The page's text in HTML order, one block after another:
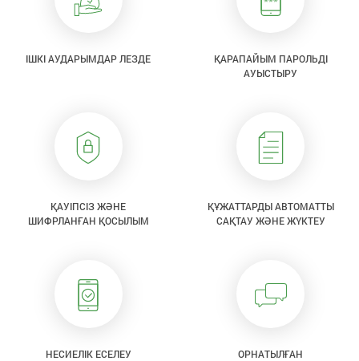
ІШКІ АУДАРЫМДАР ЛЕЗДЕ
ҚАРАПАЙЫМ ПАРОЛЬДІ
АУЫСТЫРУ
ҚАУІПСІЗ ЖӘНЕ
ШИФРЛАНҒАН ҚОСЫЛЫМ
ҚҰЖАТТАРДЫ АВТОМАТТЫ
САҚТАУ ЖӘНЕ ЖҮКТЕУ
НЕСИЕЛІК ЕСЕЛЕУ
ОРНАТЫЛҒАН